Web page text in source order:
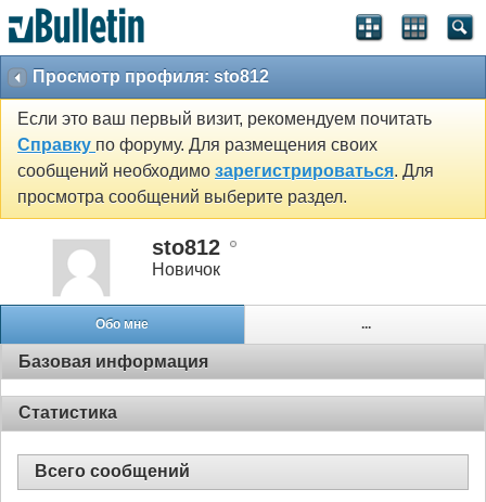
Просмотр профиля: sto812
Если это ваш первый визит, рекомендуем почитать
Справку по форуму. Для размещения своих
сообщений необходимо зарегистрироваться. Для
просмотра сообщений выберите раздел.
sto812
Новичок
Обо мне ...
Базовая информация
Статистика
Всего сообщений